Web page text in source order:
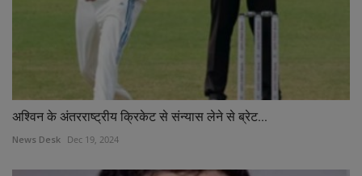
अश्विन के अंतरराष्ट्रीय क्रिकेट से संन्यास लेने से ब्रेट...
News Desk Dec 19, 2024